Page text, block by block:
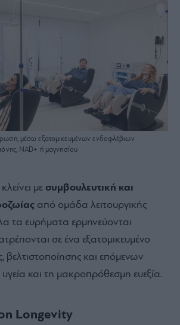
μέσω εξατομικευμένων ενδοφλέβιων
NAD+ ή μαγνησίου
με συμβουλευτική και
από ομάδα λειτουργικής
τα ευρήματα ερμηνεύονται
σε ένα εξατομικευμένο
και επόμενων
και τη μακροπρόθεσμη ευεξία.
Longevity